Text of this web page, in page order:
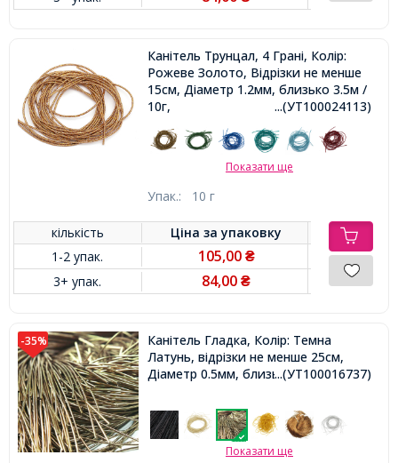
Канітель Трунцал, 4 Грані, Колір:
Рожеве Золото, Відрізки не менше
15см, Діаметр 1.2мм, близько 3.5м /
10г,
...(УТ100024113)
Показати ще
Упак.: 10 г
кількість Ціна заупаковку
1-2 упак.
105,00 ₴
3+ упак. 84,00₴
-35%
Канітель Гладка, Колір: Темна
Латунь, відрізки не менше 25см,
Діаметр 0.5мм, близько 980см / 10г,
...(УТ100016737)
Показати ще